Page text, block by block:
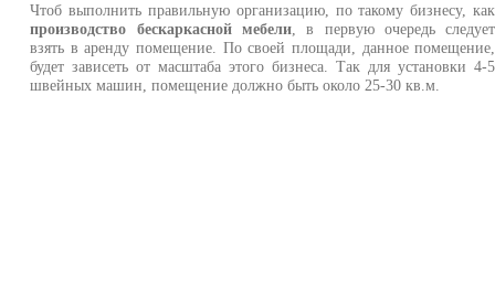
Чтоб выполнить правильную организацию, по такому бизнесу, как
производство бескаркасной мебели, в первую очередь следует
взять в аренду помещение. По своей площади, данное помещение,
будет зависеть от масштаба этого бизнеса. Так для установки 4-5
швейных машин, помещение должно быть около 25-30 кв.м.